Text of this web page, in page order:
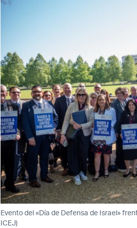
Evento del «Día de Defensa de Israel»
ICEJ)